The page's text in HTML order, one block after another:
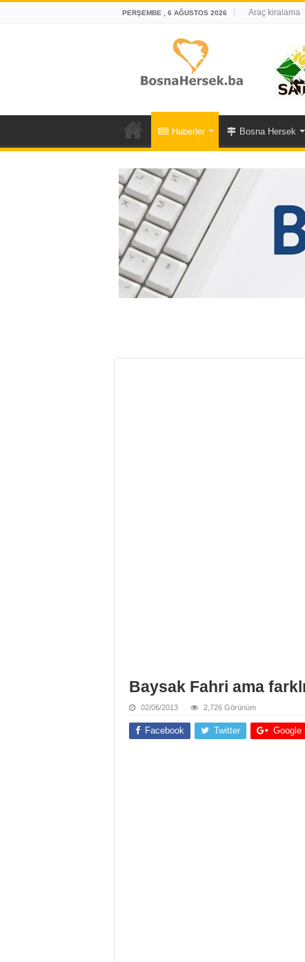
PERŞEMBE , 6 AĞUSTOS 2026 Araç kiralama
Haberler Bosna Hersek
Baysak Fahri ama
02/06/2013 2,726 Görünüm
Facebook Twitter Google